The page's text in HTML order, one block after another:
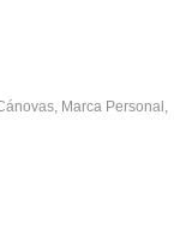
, Marca Personal ,